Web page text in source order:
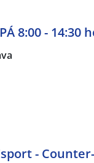
8:00 - 14:30
-